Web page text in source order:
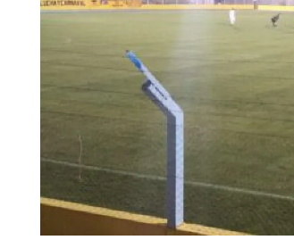
El Ministerio
Instituto
(INR), abrió